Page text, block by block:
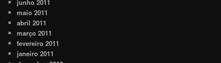
junho 2011
maio 2011
abril 2011
março 2011
fevereiro 2011
janeiro 2011